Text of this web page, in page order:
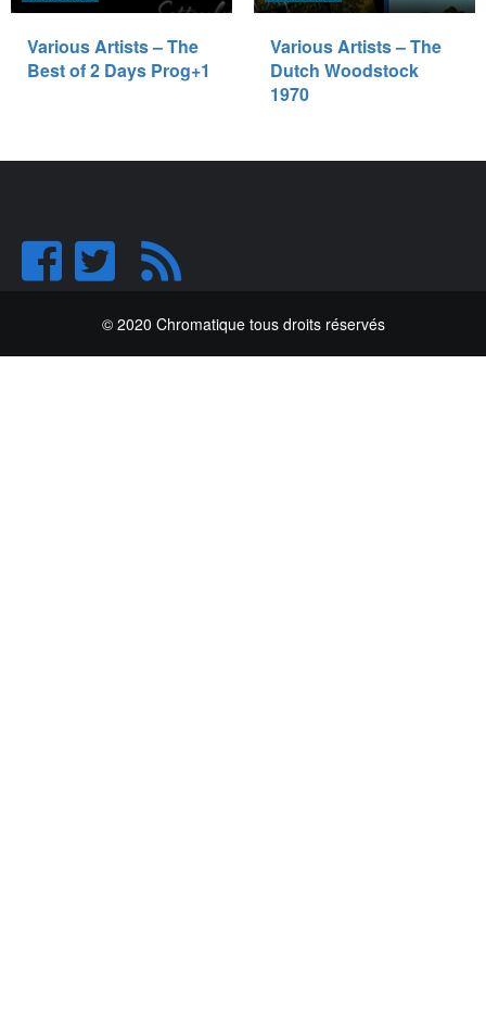
Various Artists – The
Best of 2 Days Prog+1
Various Artists – The
Dutch Woodstock
1970
© 2020 Chromatique tous droits réservés